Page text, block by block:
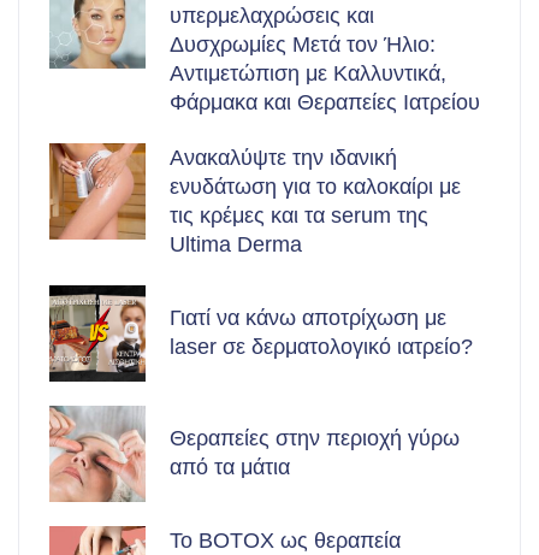
υπερμελαχρώσεις και
Δυσχρωμίες Μετά τον Ήλιο:
Αντιμετώπιση με Καλλυντικά,
Φάρμακα και Θεραπείες Ιατρείου
Ανακαλύψτε την ιδανική
ενυδάτωση για το καλοκαίρι με
τις κρέμες και τα serum της
Ultima Derma
Γιατί να κάνω αποτρίχωση με
laser σε δερματολογικό ιατρείο?
Θεραπείες στην περιοχή γύρω
από τα μάτια
Το BOTOX ως θεραπεία